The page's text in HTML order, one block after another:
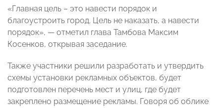
«Главная цель – это навести порядок и
благоустроить город. Цель не наказать, а навести
порядок», — отметил глава Тамбова Максим
Косенков, открывая заседание.
Также участники решили разработать и утвердить
схемы установки рекламных объектов, будет
подготовлен перечень мест и улиц, где будет
закреплено размещение рекламы. Говоря об облике